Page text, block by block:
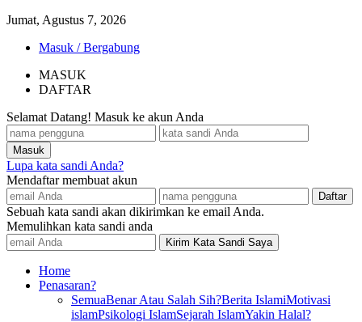
Jumat, Agustus 7, 2026
Masuk / Bergabung
MASUK
DAFTAR
Selamat Datang! Masuk ke akun Anda
Lupa kata sandi Anda?
Mendaftar membuat akun
Sebuah kata sandi akan dikirimkan ke email Anda.
Memulihkan kata sandi anda
Home
Penasaran?
SemuaBenar Atau Salah Sih?Berita IslamiMotivasi
islamPsikologi IslamSejarah IslamYakin Halal?